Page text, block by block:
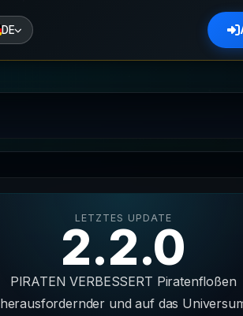
DE
LETZTES UPDATE
2.2.0
PIRATEN VERBESSERT Piratenfloßen
herausfordernder und auf das